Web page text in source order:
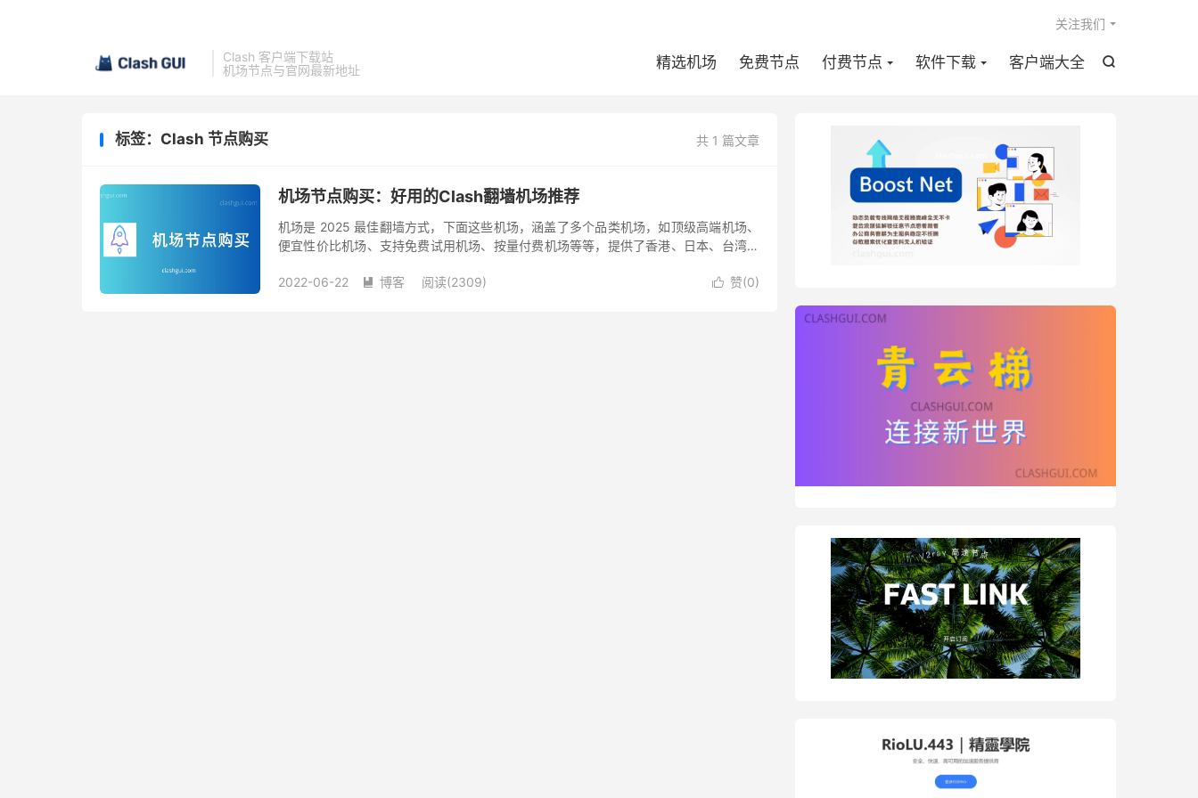
Clash 客户端下载站
机场节点与官网最新地址

精选机场 免费节点 付费节点 软件下载 客户端大全
关注我们
共 1 篇文章
标签：Clash 节点购买
机场节点购买：好用的Clash翻墙机场推荐
机场是 2025 最佳翻墙方式，下面这些机场，涵盖了多个品类机场，如顶级高端机场、
便宜性价比机场、支持免费试用机场、按量付费机场等等，提供了香港、日本、台湾、
点，包括...
 赞(0)
2022-06-22  博客 阅读(2309)